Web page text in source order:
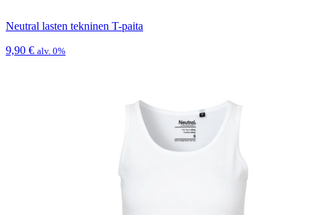
Neutral lasten tekninen T-paita
9,90 € alv. 0%